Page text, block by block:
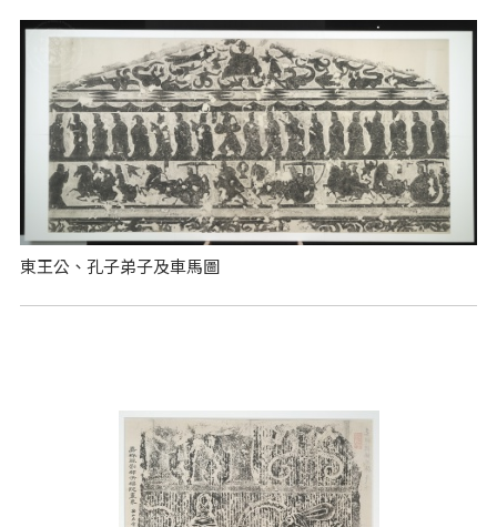
東王公、孔子弟子及車馬圖